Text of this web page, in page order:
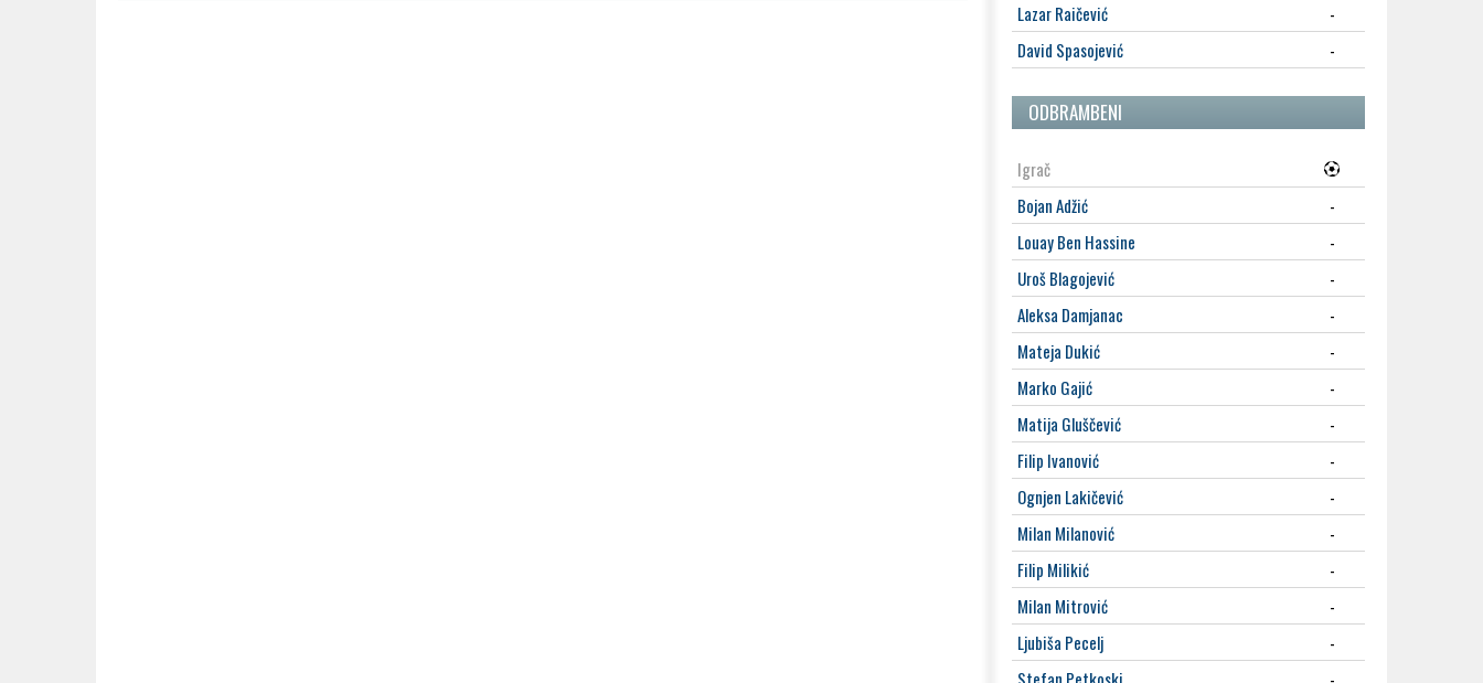
Lazar Raičević
-
David Spasojević
-
ODBRAMBENI
Igrač
Bojan Adžić
-
Louay Ben Hassine
-
Uroš Blagojević
-
Aleksa Damjanac
-
Mateja Dukić
-
Marko Gajić
-
Matija Gluščević
-
Filip Ivanović
-
Ognjen Lakičević
-
Milan Milanović
-
Filip Milikić
-
Milan Mitrović
-
Ljubiša Pecelj
-